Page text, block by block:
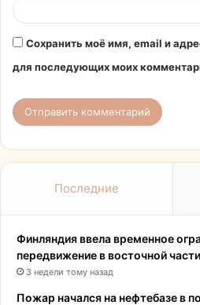
Сохранить моё имя, email и
для последующих моих
Последние
Финляндия ввела временное
передвижение в восточной
3 недели тому назад
Пожар начался на нефтебазе в